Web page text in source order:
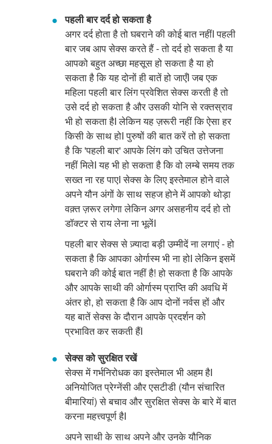
पहली बार दर्द हो सकता है
अगर दर्द होता है तो घबराने की कोई बात नहींI पहली
बार जब आप सेक्स करते हैं - तो दर्द हो सकता है या
आपको बहुत अच्छा महसूस हो सकता है या हो
सकता है कि यह दोनों ही बातें हो जाएँI जब एक
महिला पहली बार लिंग प्रवेशित सेक्स करती है तो
उसे दर्द हो सकता है और उसकी योनि से रक्तस्राव
भी हो सकता हैI लेकिन यह ज़रूरी नहीं कि ऐसा हर
किसी के साथ होI पुरुषों की बात करें तो हो सकता
है कि 'पहली बार' आपके लिंग को उचित उत्तेजना
नहीं मिलेI यह भी हो सकता है कि वो लम्बे समय तक
सख्त ना रह पाएI सेक्स के लिए इस्तेमाल होने वाले
अपने यौन अंगों के साथ सहज होने में आपको थोड़ा
वक़्त ज़रूर लगेगा लेकिन अगर असहनीय दर्द हो तो
डॉक्टर से राय लेना ना भूलेंI
पहली बार सेक्स से ज़्यादा बड़ी उम्मीदें ना लगाएं - हो
सकता है कि आपका ओर्गास्म भी ना होI लेकिन इसमें
घबराने की कोई बात नहीं है! हो सकता है कि आपके
और आपके साथी की ओर्गास्म प्राप्ति की अवधि में
अंतर हो, हो सकता है कि आप दोनों नर्वस हों और
यह बातें सेक्स के दौरान आपके प्रदर्शन को
प्रभावित कर सकती हैंI
सेक्स को सुरक्षित रखें
सेक्स में गर्भनिरोधक का इस्तेमाल भी अहम हैI
अनियोजित प्रेग्नेंसी और एसटीडी (यौन संचारित
बीमारियां) से बचाव और सुरक्षित सेक्स के बारे में बात
करना महत्त्वपूर्ण हैI
अपने साथी के साथ अपने और उनके यौनिक